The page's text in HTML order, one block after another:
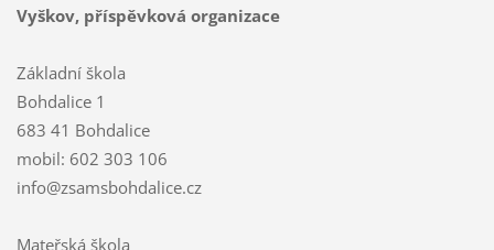
Vyškov, příspěvková organizace
Základní škola
Bohdalice 1
683 41 Bohdalice
mobil: 602 303 106
info@zsamsbohdalice.cz
Mateřská škola